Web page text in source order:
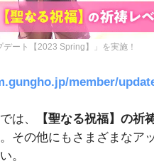
デート【2023 Spring】」を実施！
member/
は、 【聖なる祝福】の祈
その他にもさまざまなア
。